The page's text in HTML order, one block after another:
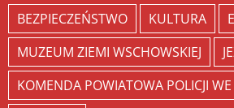
BEZPIECZEŃSTWO
KULTURA
MUZEUM ZIEMI WSCHOWSKIEJ
KOMENDA POWIATOWA POLICJI